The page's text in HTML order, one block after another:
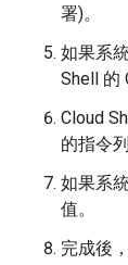
署)。
如果系
Shell 的
Cloud
的指令
如果系
值。
完成後